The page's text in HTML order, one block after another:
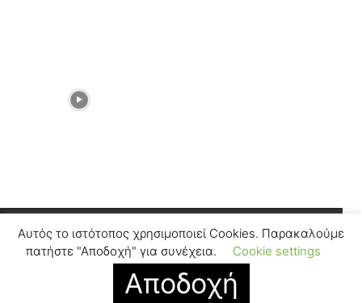
Facebook Instagram
© SUGARFREEPRESS.GR 2024 Contact
Αυτός το ιστότοπος χρησιμοποιεί Cookies. Παρακαλούμε
πατήστε "Αποδοχή" για συνέχεια.
Cookie settings
Αποδοχή